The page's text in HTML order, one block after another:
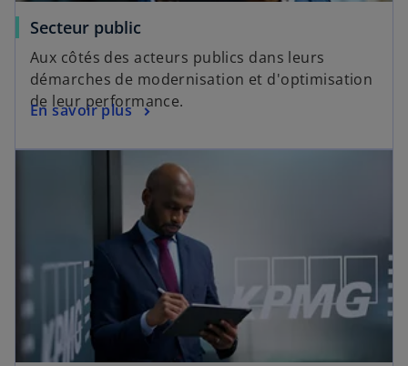
Secteur public
Aux côtés des acteurs publics dans leurs
démarches de modernisation et d'optimisation
de leur performance.
En savoir plus